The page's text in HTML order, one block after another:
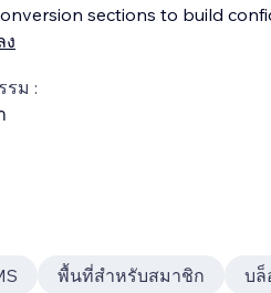
sections to build
ง
รม :
พื้นที่สำหรับสมาชิก บล็